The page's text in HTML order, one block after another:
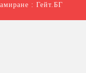
: Гейт.БГ